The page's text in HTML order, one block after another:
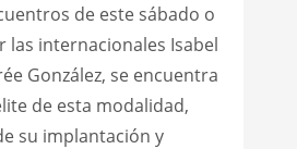
de este sábado o
las internacionales Isabel
González, se encuentra
de esta modalidad,
su implantación y